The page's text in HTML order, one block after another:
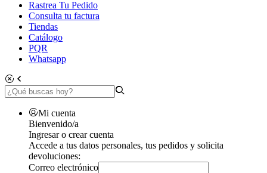
Rastrea Tu Pedido
Consulta tu factura
Tiendas
Catálogo
PQR
Whatsapp
Mi cuenta
Bienvenido/a
Ingresar o crear cuenta
Accede a tus datos personales, tus pedidos y solicita
devoluciones:
Correo electrónico